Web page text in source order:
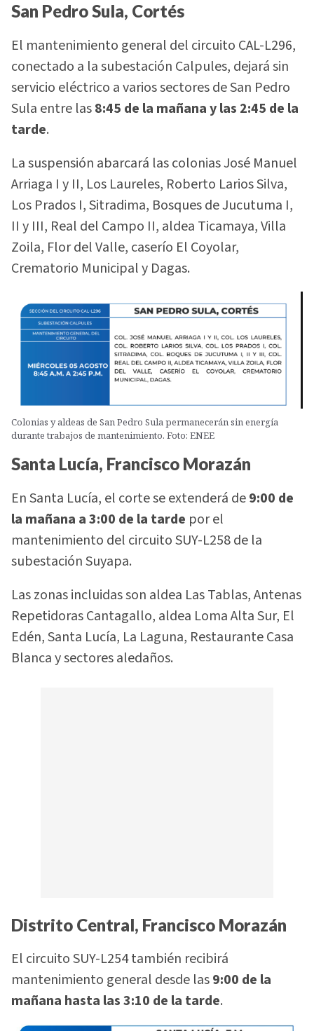
San Pedro Sula, Cortés
El mantenimiento general del circuito CAL-L296,
conectado a la subestación Calpules, dejará sin
servicio eléctrico a varios sectores de San Pedro
Sula entre las8:45 de la mañana y las 2:45 de la
tarde.
La suspensión abarcará las colonias José Manuel
Arriaga I y II, Los Laureles, Roberto Larios Silva,
Los Prados I, Sitradima, Bosques de Jucutuma I,
II y III, Real del Campo II, aldea Ticamaya, Villa
Zoila, Flor del Valle, caserío El Coyolar,
Crematorio Municipal y Dagas.
Colonias y aldeas de San Pedro Sula permanecerán sin energía
durante trabajos de mantenimiento. Foto: ENEE
Santa Lucía, Francisco Morazán
En Santa Lucía, el corte se extenderá de9:00 de
la mañana a 3:00 de la tarde por el
mantenimiento del circuito SUY-L258 de la
subestación Suyapa.
Las zonas incluidas son aldea Las Tablas, Antenas
Repetidoras Cantagallo, aldea Loma Alta Sur, El
Edén, Santa Lucía, La Laguna, Restaurante Casa
Blanca y sectores aledaños.
Distrito Central, Francisco Morazán
El circuito SUY-L254 también recibirá
mantenimiento general desde las9:00 de la
mañana hasta las 3:10 de la tarde.